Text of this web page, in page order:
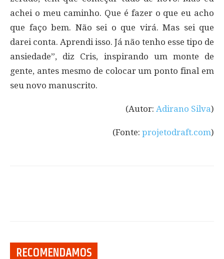
achei o meu caminho. Que é fazer o que eu acho
que faço bem. Não sei o que virá. Mas sei que
darei conta. Aprendi isso. Já não tenho esse tipo de
ansiedade”, diz Cris, inspirando um monte de
gente, antes mesmo de colocar um ponto final em
seu novo manuscrito.
(Autor: Adirano Silva)
(Fonte: projetodraft.com)
RECOMENDAMOS